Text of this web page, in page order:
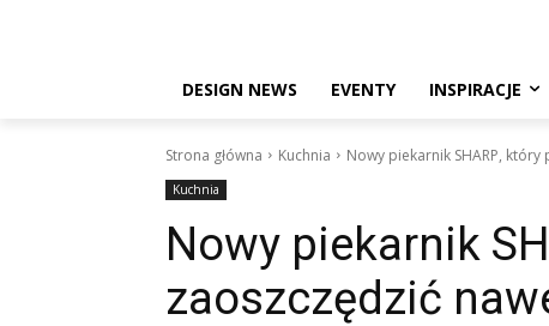
DESIGN NEWS EVENTY INSPIRACJE
Strona główna Kuchnia Nowy piekarnik SHARP,
Kuchnia
Nowy piekarnik
zaoszczędzić